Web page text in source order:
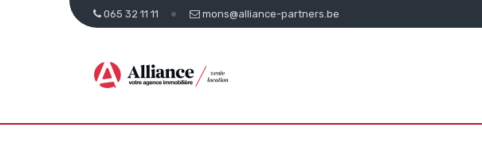
065 32 11 11 mons@alliance-partners.be